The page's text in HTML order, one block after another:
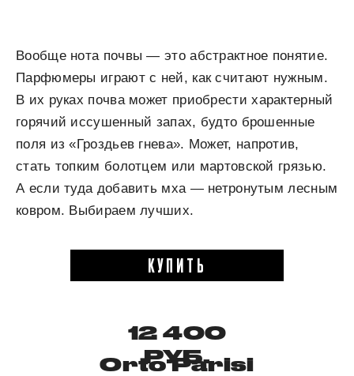
Вообще нота почвы — это абстрактное понятие.
Парфюмеры играют с ней, как считают нужным.
В их руках почва может приобрести характерный
горячий иссушенный запах, будто брошенные
поля из «Гроздьев гнева». Может, напротив,
стать топким болотцем или мартовской грязью.
А если туда добавить мха — нетронутым лесным
ковром. Выбираем лучших.
КУПИТЬ
12 400
РУБ.
Orto Parisi